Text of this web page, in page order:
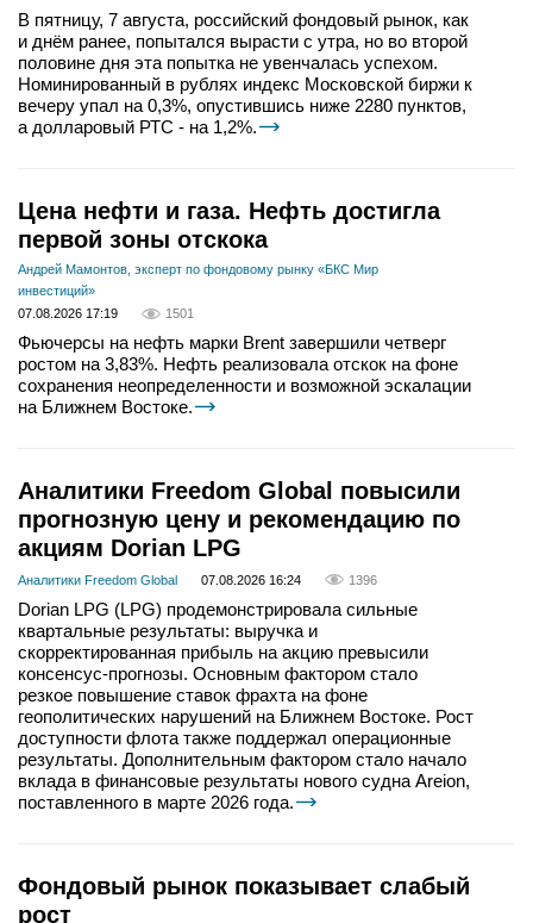
В пятницу, 7 августа, российский фондовый рынок, как
и днём ранее, попытался вырасти с утра, но во второй
половине дня эта попытка не увенчалась успехом.
Номинированный в рублях индекс Московской биржи к
вечеру упал на 0,3%, опустившись ниже 2280 пунктов,
а долларовый РТС - на 1,2%.
Цена нефти и газа. Нефть достигла
первой зоны отскока
Андрей Мамонтов, эксперт по фондовому рынку «БКС Мир
инвестиций»
07.08.2026 17:19
1501
Фьючерсы на нефть марки Brent завершили четверг
ростом на 3,83%. Нефть реализовала отскок на фоне
сохранения неопределенности и возможной эскалации
на Ближнем Востоке.
Аналитики Freedom Global повысили
прогнозную цену и рекомендацию по
акциям Dorian LPG
Аналитики Freedom Global 07.08.2026 16:24 1396
Dorian LPG (LPG) продемонстрировала сильные
квартальные результаты: выручка и
скорректированная прибыль на акцию превысили
консенсус-прогнозы. Основным фактором стало
резкое повышение ставок фрахта на фоне
геополитических нарушений на Ближнем Востоке. Рост
доступности флота также поддержал операционные
результаты. Дополнительным фактором стало начало
вклада в финансовые результаты нового судна Areion,
поставленного в марте 2026 года.
Фондовый рынок показывает слабый
рост